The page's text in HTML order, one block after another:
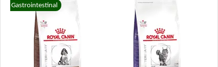
Gastrointestinal